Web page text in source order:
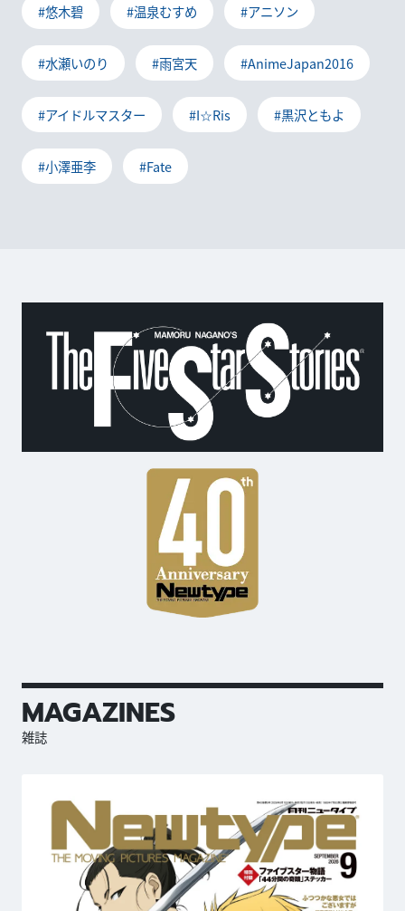
#悠木碧 #温泉むすめ #アニソン
#水瀬いのり #雨宮天 #AnimeJapan2016
#アイドルマスター #I☆Ris #黒沢ともよ
#小澤亜李 #Fate
MAGAZINES
雑誌